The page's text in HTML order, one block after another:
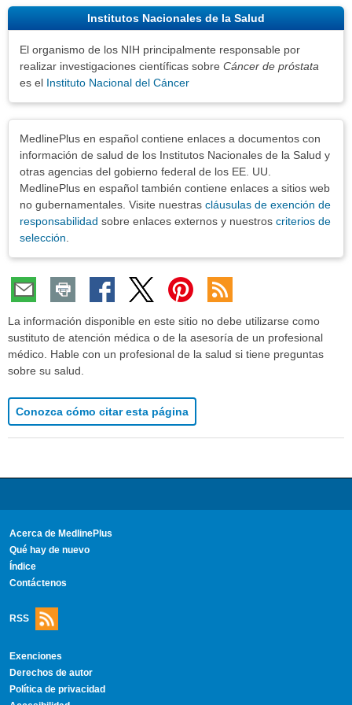
Institutos Nacionales de la Salud
El organismo de los NIH principalmente responsable por
realizar investigaciones científicas sobre Cáncer de próstata
es el Instituto Nacional del Cáncer
MedlinePlus en español contiene enlaces a documentos con
información de salud de los Institutos Nacionales de la Salud y
otras agencias del gobierno federal de los EE. UU.
MedlinePlus en español también contiene enlaces a sitios web
no gubernamentales. Visite nuestras cláusulas de exención de
responsabilidad sobre enlaces externos y nuestros criterios de
selección
La información disponible en este sitio no debe utilizarse como
sustituto de atención médica o de la asesoría de un profesional
médico. Hable con un profesional de la salud si tiene preguntas
sobre su salud.
Conozca cómo citar esta página
Acerca de MedlinePlus
Qué hay de nuevo
Índice
Contáctenos
RSS
Exenciones
Derechos de autor
Política de privacidad